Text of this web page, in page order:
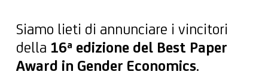
Siamo lieti di annunciare i vincitori
della 16ª edizione del Best Paper
Award in Gender Economics.